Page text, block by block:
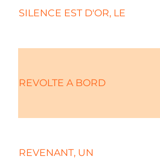
SILENCE EST D'OR, LE
REVOLTE A BORD
REVENANT, UN